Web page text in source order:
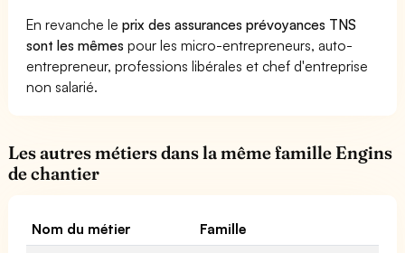
En revanche leprix des assurances prévoyances TNS
sont les mêmes pour les micro-entrepreneurs, auto-
entrepreneur, professions libérales et chef d'entreprise
non salarié.
Les autres métiers dans la même famille Engins
de chantier
Nom du métier
Famille